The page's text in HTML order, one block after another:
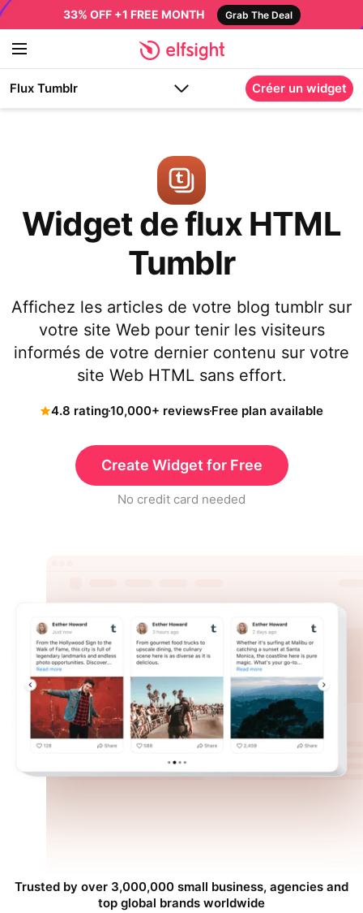
33% OFF +1 FREE MONTH Grab The Deal
Flux Tumblr Créer un widget
Widget de flux HTML
Tumblr
Affichez les articles de votre blog tumblr sur
votre site Web pour tenir les visiteurs
informés de votre dernier contenu sur votre
site Web HTML sans effort.
4.8 rating10,000+ reviewsFree plan available
Create Widget for Free
No credit card needed
Trusted by over 3,000,000 small business, agencies and
top global brands worldwide